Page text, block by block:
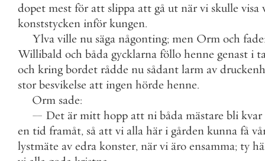
dopet mest för att slippa att gå ut när vi skulle visa
konststycken inför kungen.
Ylva ville nu säga någonting; men Orm och
Willibald och båda gycklarna föllo henne genast i
och kring bordet rådde nu sådant larm av
stor besvikelse att ingen hörde henne.
Orm sade:
— Det är mitt hopp att ni båda mästare bli kvar
en tid framåt, så att vi alla här i gården kunna få
lystmäte av edra konster, när vi äro ensamma; ty